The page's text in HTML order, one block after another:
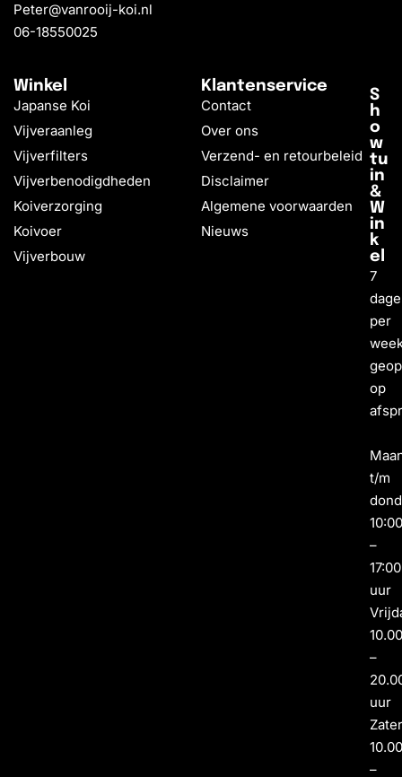
Peter@vanrooij-koi.nl
06-18550025
Winkel
Japanse Koi
Vijveraanleg
Vijverfilters
Vijverbenodigdheden
Koiverzorging
Koivoer
Vijverbouw
Klantenservice
Contact
Over ons
Verzend- en retourbeleid
Disclaimer
Algemene voorwaarden
Nieuws
S
h
o
w
tu
in
&
W
in
k
el
7
per
op
t/m
–
17:00
uur
–
uur
–